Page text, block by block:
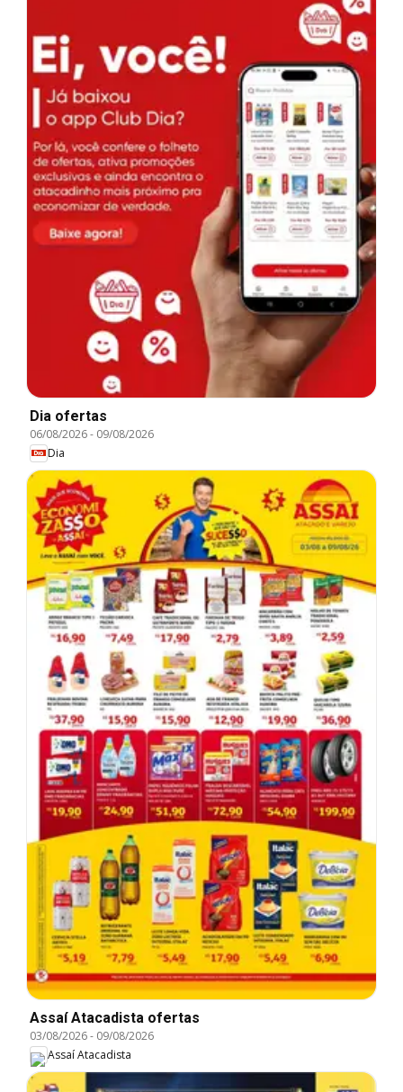
Dia ofertas
06/08/2026- 09/08/2026
Dia
Assaí Atacadista ofertas
03/08/2026- 09/08/2026
Assaí Atacadista